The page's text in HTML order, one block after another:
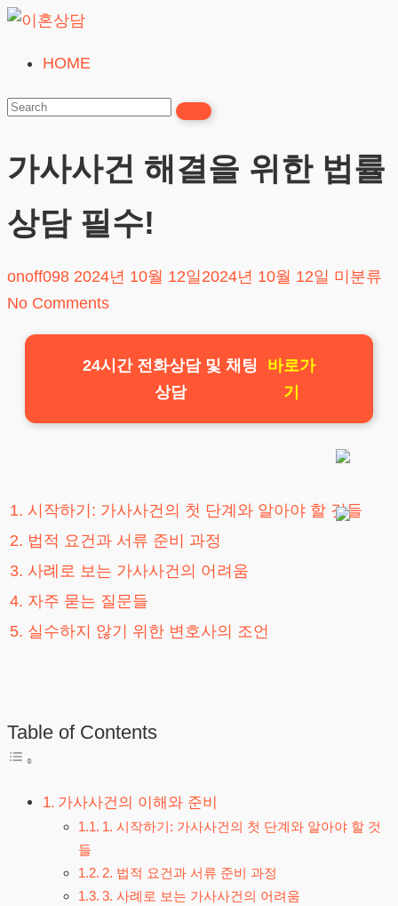
Skip
content
혼
담
HOME
가사사건 해결을 위한 법률
상담 필수!
onoff098 2024년 10월 12일 2024년 10월 12일 미분류
No Comments
24시간 전화상담 및 채팅
상담
바로가
기
1. 시작하기: 가사사건의 첫 단계와 알아야 할 것들
2. 법적 요건과 서류 준비 과정
3. 사례로 보는 가사사건의 어려움
4. 자주 묻는 질문들
5. 실수하지 않기 위한 변호사의 조언
Table of Contents
가사사건의 이해와 준비
1. 시작하기: 가사사건의 첫 단계와 알아야 할 것
들
2. 법적 요건과 서류 준비 과정
3. 사례로 보는 가사사건의 어려움